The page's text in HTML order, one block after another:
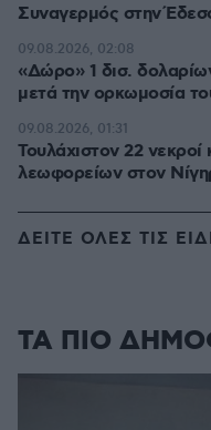
Συναγερμός στην
«Δώρο» 1 δισ.
μετά την ορκωμοσία
09.08.2026, 02:08
Τουλάχιστον 22
λεωφορείων στον
09.08.2026, 01:31
ΔΕΙΤΕ ΟΛΕΣ ΤΙΣ
ΤΑ ΠΙΟ